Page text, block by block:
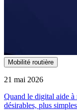
Mobilité routière
21 mai 2026
Quand le digital aide à
désirables, plus